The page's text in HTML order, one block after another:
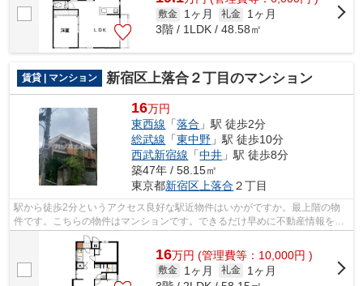
敷金 1ヶ月 礼金
1ヶ月
3階 / 1LDK / 48.58㎡
賃貸 | マンション 新宿区上落合２丁目のマンション
16万円
東西線 「落合 」駅 徒歩2分
総武線 「東中野 」駅 徒歩10分
西武新宿線 「中井 」駅 徒歩8分
築47年 / 58.15㎡
東京都新宿区上落合 ２丁目
駅から徒歩2分というアクセス良好な駅近物件はいかがですか。最上階の物
件です。こちらの物件はマンションです。できるだけ早めに不動産情報を集
めたい方は当社スタッフまでご連絡くだ...
16万円 (管理費等：10,000円 )
敷金 1ヶ月 礼金
1ヶ月